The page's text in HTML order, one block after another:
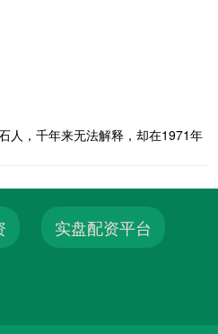
人，千年来无法解释，却在1971年
实盘配资平台